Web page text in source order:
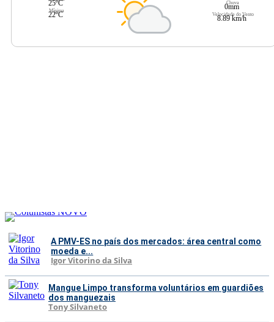
25ºC
Mínima
22ºC
Chuva
0mm
Velocidade do Vento
8.89 km/h
A PMV-ES no país dos mercados: área central como
moeda e...
Igor Vitorino da Silva
Mangue Limpo transforma voluntários em guardiões
dos manguezais
Tony Silvaneto